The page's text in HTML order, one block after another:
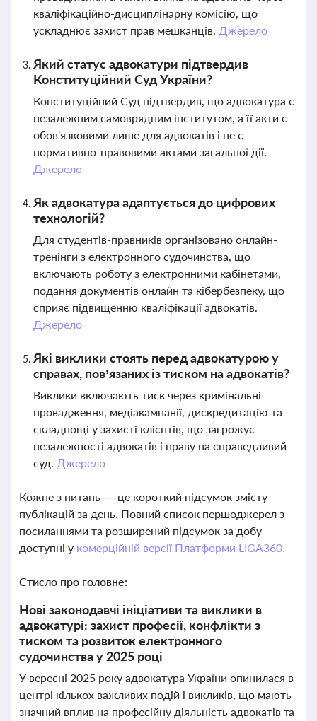
кваліфікаційно-дисциплінарну комісію, що
ускладнює захист прав мешканців. Джерело
Який статус адвокатури підтвердив
Конституційний Суд України?
Конституційний Суд підтвердив, що адвокатура є
незалежним самоврядним інститутом, а її акти є
обов'язковими лише для адвокатів і не є
нормативно-правовими актами загальної дії.
Джерело
Як адвокатура адаптується до цифрових
технологій?
Для студентів-правників організовано онлайн-
тренінги з електронного судочинства, що
включають роботу з електронними кабінетами,
подання документів онлайн та кібербезпеку, що
сприяє підвищенню кваліфікації адвокатів.
Джерело
Які виклики стоять перед адвокатурою у
справах, пов’язаних із тиском на адвокатів?
Виклики включають тиск через кримінальні
провадження, медіакампанії, дискредитацію та
складнощі у захисті клієнтів, що загрожує
незалежності адвокатів і праву на справедливий
суд. Джерело
Кожне з питань — це короткий підсумок змісту
публікацій за день. Повний список першоджерел з
посиланнями та розширений підсумок за добу
доступні у комерційній версії Платформи LIGA360.
Стисло про головне:
Нові законодавчі ініціативи та виклики в
адвокатурі: захист професії, конфлікти з
тиском та розвиток електронного
судочинства у 2025 році
У вересні 2025 року адвокатура України опинилася в
центрі кількох важливих подій і викликів, що мають
значний вплив на професійну діяльність адвокатів та